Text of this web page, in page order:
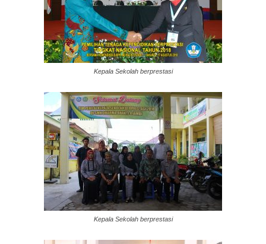
Kepala Sekolah berprestasi
Kepala Sekolah berprestasi